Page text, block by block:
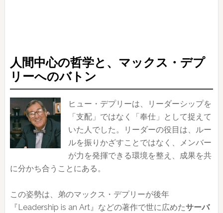
人間中心の哲学と、マックス・デプ
リーへのバトン
ヒュー・デプリーは、リーダーシップを
「支配」ではなく「奉仕」として捉えて
いた人でした。リーダーの役目は、ルー
ルを振りかざすことではなく、メンバー
が力を発揮できる環境を整え、成果を共
に分かち合うことにある。
この姿勢は、弟のマックス・デプリーが後年
『Leadership is an Art』などの著作で世に広めたサーバ